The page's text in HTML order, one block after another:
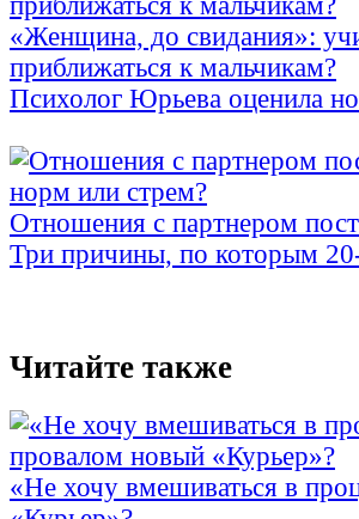
«Женщина, до свидания»:
приближаться к мальчикам?
Психолог Юрьева оценила
Отношения с партнером
Три причины, по которым
Читайте также
«Не хочу вмешиваться в